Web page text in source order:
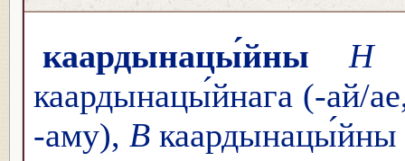
каардынацы́йны Н
каардынацы́йнага (-ай/
-аму), В